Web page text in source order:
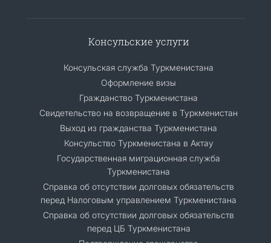
Консульские услуги
Консульская служба Туркменистана
Оформление визы
Гражданство Туркменистана
Cвидетельство на возвращение в Туркменистан
Выход из гражданства Туркменистана
Консульство Туркменистана в Актау
Государственная миграционная служба
Туркменистана
Справка об отсутствии долговых обязательств
перед Налоговым управлением Туркменистана
Справка об отсутствии долговых обязательств
перед ЦБ Туркменистана